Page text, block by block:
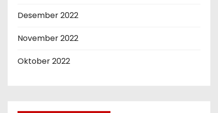
Desember 2022
November 2022
Oktober 2022